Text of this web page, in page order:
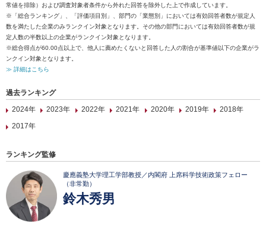
常値を排除）および調査対象者条件から外れた回答を除外した上で作成しています。
※「総合ランキング」、「評価項目別」、部門の「業態別」においては有効回答者数が規定人
数を満たした企業のみランクイン対象となります。その他の部門においては有効回答者数が規
定人数の半数以上の企業がランクイン対象となります。
※総合得点が60.00点以上で、他人に薦めたくないと回答した人の割合が基準値以下の企業がラ
ンクイン対象となります。
≫ 詳細はこちら
過去ランキング
2024年
2023年 2022年 2021年 2020年 2019年
2018年
2017年
ランキング監修
慶應義塾大学理工学部教授／内閣府 上席科学技術政策フェロー
（非常勤）
鈴木秀男